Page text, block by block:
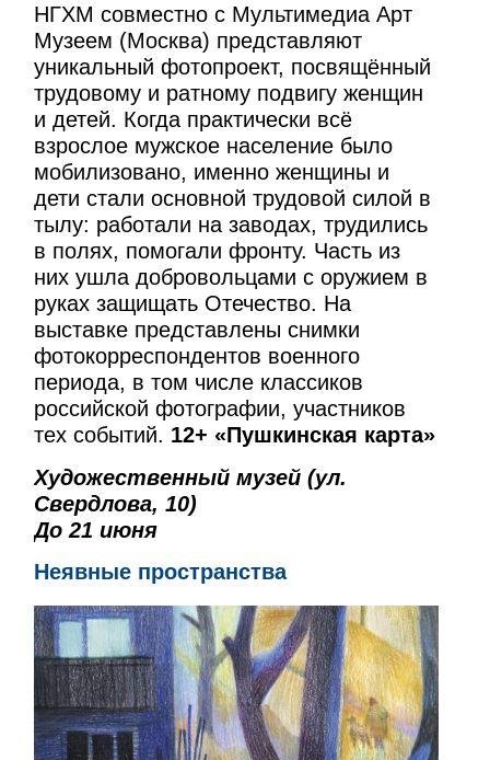
НГХМ совместно с Мультимедиа Арт
Музеем (Москва) представляют
уникальный фотопроект, посвящённый
трудовому и ратному подвигу женщин
и детей. Когда практически всё
взрослое мужское население было
мобилизовано, именно женщины и
дети стали основной трудовой силой в
тылу: работали на заводах, трудились
в полях, помогали фронту. Часть из
них ушла добровольцами с оружием в
руках защищать Отечество. На
выставке представлены снимки
фотокорреспондентов военного
периода, в том числе классиков
российской фотографии, участников
тех событий. 12+ «Пушкинская карта»
Художественный музей (ул.
Свердлова, 10)
До 21 июня
Неявные пространства